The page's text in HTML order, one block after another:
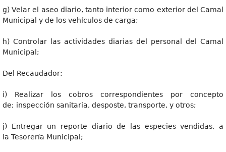
g) Velar el aseo diario, tanto interior como exterior del Camal
Municipal y de los vehículos de carga;
h) Controlar las actividades diarias del personal del Camal
Municipal;
Del Recaudador:
i) Realizar los cobros correspondientes por concepto
de; inspección sanitaria, desposte, transporte, y otros;
j) Entregar un reporte diario de las especies vendidas, a
la Tesorería Municipal;